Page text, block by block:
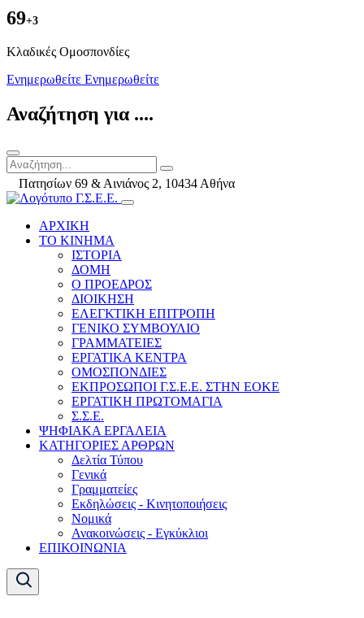
69+3
Kλαδικές Ομοσπονδίες
Ενημερωθείτε Ενημερωθείτε
Αναζήτηση για ....
Πατησίων 69 & Αινιάνος 2, 10434 Αθήνα
ΑΡΧΙΚΗ
ΤΟ ΚΙΝΗΜΑ
ΙΣΤΟΡΙΑ
ΔΟΜΗ
Ο ΠΡΟΕΔΡΟΣ
ΔΙΟΙΚΗΣΗ
ΕΛΕΓΚΤΙΚΗ ΕΠΙΤΡΟΠΗ
ΓΕΝΙΚΟ ΣΥΜΒΟΥΛΙΟ
ΓΡΑΜΜΑΤΕΙΕΣ
ΕΡΓΑΤΙΚΑ ΚΕΝΤΡΑ
ΟΜΟΣΠΟΝΔΙΕΣ
ΕΚΠΡΟΣΩΠΟΙ Γ.Σ.Ε.Ε. ΣΤΗΝ ΕΟΚΕ
ΕΡΓΑΤΙΚΗ ΠΡΩΤΟΜΑΓΙΑ
Σ.Σ.Ε.
ΨΗΦΙΑΚΑ ΕΡΓΑΛΕΙΑ
ΚΑΤΗΓΟΡΙΕΣ ΑΡΘΡΩΝ
Δελτία Τύπου
Γενικά
Γραμματείες
Εκδηλώσεις - Κινητοποιήσεις
Νομικά
Ανακοινώσεις - Εγκύκλιοι
ΕΠΙΚΟΙΝΩΝΙΑ